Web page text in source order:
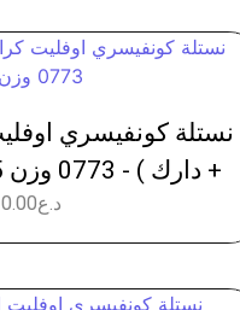
نستلة كونفيسري
+ دارك ) - 0773 وزن 2.5 كغم - عدد 8
د.ع0.00